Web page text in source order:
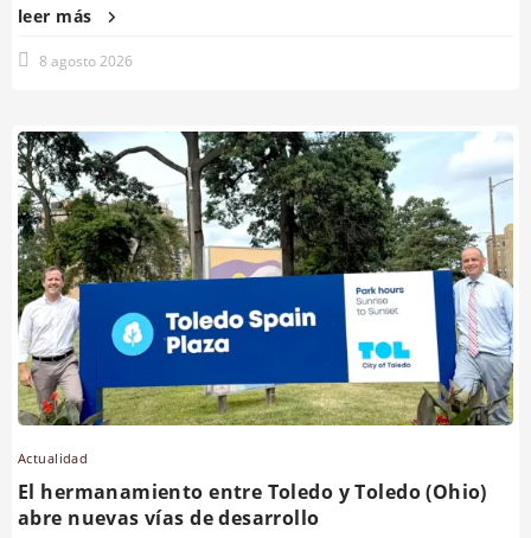
leer más
8 agosto 2026
Actualidad
El hermanamiento entre Toledo y Toledo (Ohio)
abre nuevas vías de desarrollo